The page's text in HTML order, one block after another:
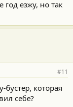
год езжу, но так
#11
которая
себе?